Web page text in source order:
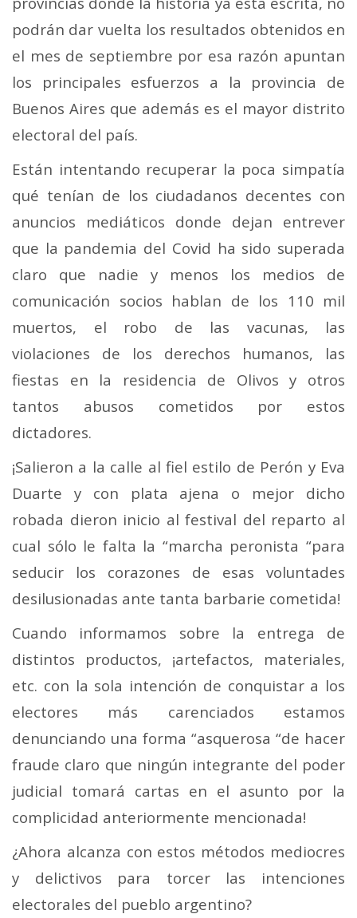
podrán dar vuelta los resultados obtenidos en
el mes de septiembre por esa razón apuntan
los principales esfuerzos a la provincia de
Buenos Aires que además es el mayor distrito
electoral del país.
Están intentando recuperar la poca simpatía
qué tenían de los ciudadanos decentes con
anuncios mediáticos donde dejan entrever
que la pandemia del Covid ha sido superada
claro que nadie y menos los medios de
comunicación socios hablan de los 110 mil
muertos, el robo de las vacunas, las
violaciones de los derechos humanos, las
fiestas en la residencia de Olivos y otros
tantos abusos cometidos por estos
dictadores.
¡Salieron a la calle al fiel estilo de Perón y Eva
Duarte y con plata ajena o mejor dicho
robada dieron inicio al festival del reparto al
cual sólo le falta la “marcha peronista “para
seducir los corazones de esas voluntades
desilusionadas ante tanta barbarie cometida!
Cuando informamos sobre la entrega de
distintos productos, ¡artefactos, materiales,
etc. con la sola intención de conquistar a los
electores más carenciados estamos
denunciando una forma “asquerosa “de hacer
fraude claro que ningún integrante del poder
judicial tomará cartas en el asunto por la
complicidad anteriormente mencionada!
¿Ahora alcanza con estos métodos mediocres
y delictivos para torcer las intenciones
electorales del pueblo argentino?